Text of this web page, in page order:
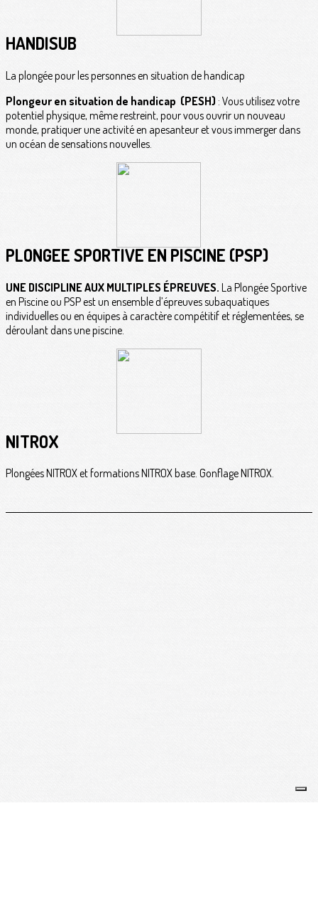
HANDISUB
La plongée pour les personnes en situation de handicap
Plongeur en situation de handicap (PESH) : Vous utilisez votre
potentiel physique, même restreint, pour vous ouvrir un nouveau
monde, pratiquer une activité en apesanteur et vous immerger dans
un océan de sensations nouvelles.
PLONGÉE SPORTIVE EN PISCINE (PSP)
UNE DISCIPLINE AUX MULTIPLES ÉPREUVES. La Plongée Sportive
en Piscine ou PSP est un ensemble d’épreuves subaquatiques
individuelles ou en équipes à caractère compétitif et réglementées, se
déroulant dans une piscine.
NITROX
Plongées NITROX et formations NITROX base. Gonflage NITROX.